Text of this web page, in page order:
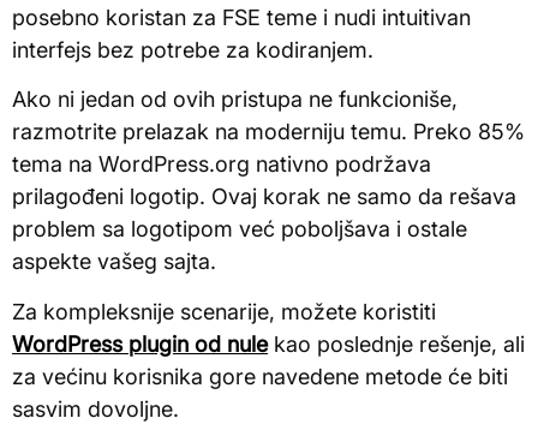
posebno koristan za FSE teme i nudi intuitivan
interfejs bez potrebe za kodiranjem.
Ako ni jedan od ovih pristupa ne funkcioniše,
razmotrite prelazak na moderniju temu. Preko 85%
tema na WordPress.org nativno podržava
prilagođeni logotip. Ovaj korak ne samo da rešava
problem sa logotipom već poboljšava i ostale
aspekte vašeg sajta.
Za kompleksnije scenarije, možete koristiti
WordPress plugin od nulekao poslednje rešenje, ali
za većinu korisnika gore navedene metode će biti
sasvim dovoljne.